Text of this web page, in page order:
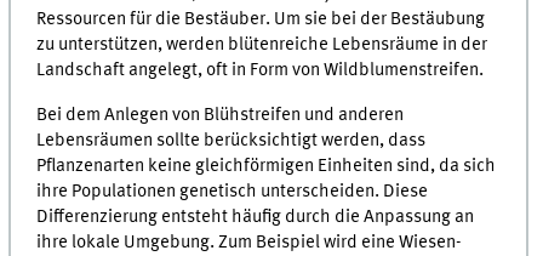
Ressourcen für die Bestäuber. Um sie bei der Bestäubung
zu unterstützen, werden blütenreiche Lebensräume in der
Landschaft angelegt, oft in Form von Wildblumenstreifen.
Bei dem Anlegen von Blühstreifen und anderen
Lebensräumen sollte berücksichtigt werden, dass
Pflanzenarten keine gleichförmigen Einheiten sind, da sich
ihre Populationen genetisch unterscheiden. Diese
Differenzierung entsteht häufig durch die Anpassung an
ihre lokale Umgebung. Zum Beispiel wird eine Wiesen-